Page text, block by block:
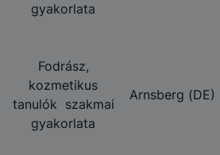
gyakorlata
Fodrász,
kozmetikus
tanulók szakmai
gyakorlata
Arnsberg (DE)